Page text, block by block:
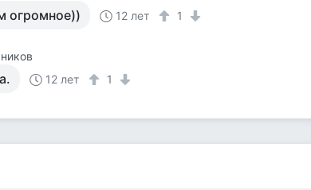
огромное)) 12 лет 1
12 лет 1